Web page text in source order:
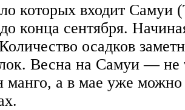
которых входит
конца сентября.
осадков
Весна на Самуи — не
манго, а в мае уже